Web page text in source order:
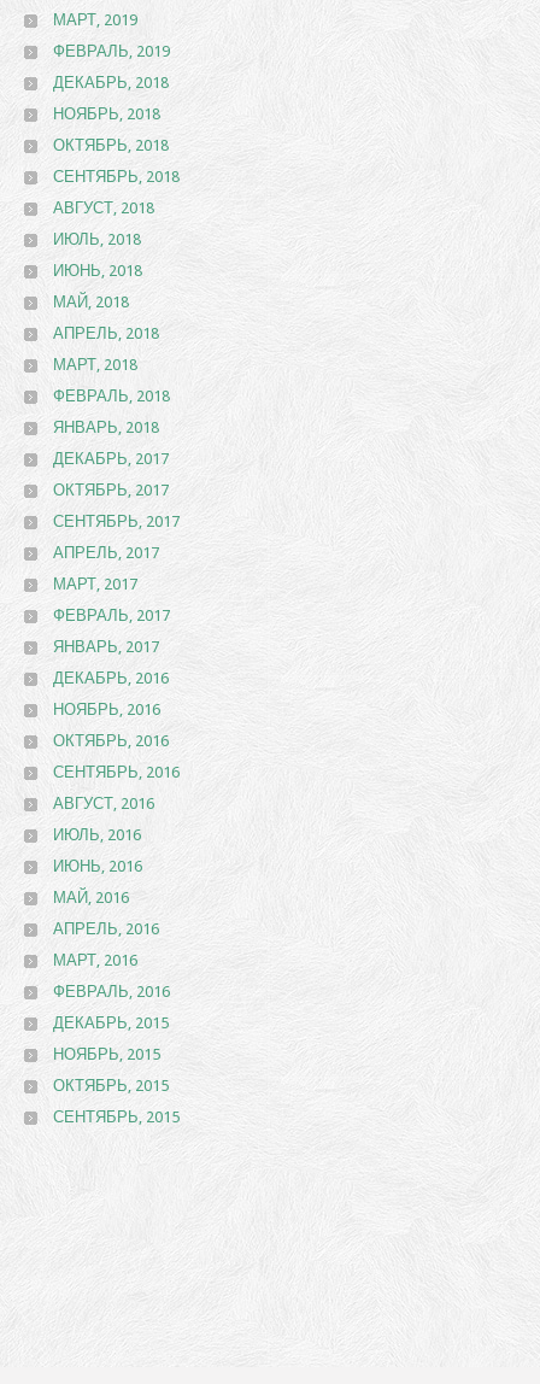
МАРТ, 2019
ФЕВРАЛЬ, 2019
ДЕКАБРЬ, 2018
НОЯБРЬ, 2018
ОКТЯБРЬ, 2018
СЕНТЯБРЬ, 2018
АВГУСТ, 2018
ИЮЛЬ, 2018
ИЮНЬ, 2018
МАЙ, 2018
АПРЕЛЬ, 2018
МАРТ, 2018
ФЕВРАЛЬ, 2018
ЯНВАРЬ, 2018
ДЕКАБРЬ, 2017
ОКТЯБРЬ, 2017
СЕНТЯБРЬ, 2017
АПРЕЛЬ, 2017
МАРТ, 2017
ФЕВРАЛЬ, 2017
ЯНВАРЬ, 2017
ДЕКАБРЬ, 2016
НОЯБРЬ, 2016
ОКТЯБРЬ, 2016
СЕНТЯБРЬ, 2016
АВГУСТ, 2016
ИЮЛЬ, 2016
ИЮНЬ, 2016
МАЙ, 2016
АПРЕЛЬ, 2016
МАРТ, 2016
ФЕВРАЛЬ, 2016
ДЕКАБРЬ, 2015
НОЯБРЬ, 2015
ОКТЯБРЬ, 2015
СЕНТЯБРЬ, 2015